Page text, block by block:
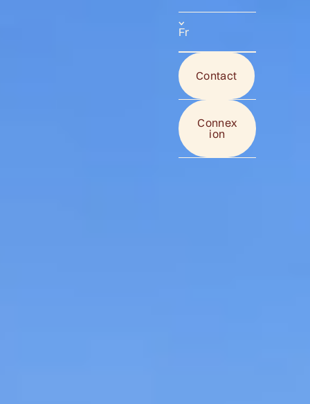
Fr
Contact
Contact
Connexion
Connex
ion